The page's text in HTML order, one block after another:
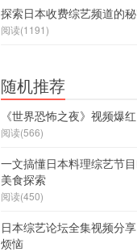
探索日本收费综艺频道的
阅读(1191)
随机推荐
《世界恐怖之夜》视频爆
阅读(566)
一文搞懂日本料理综艺节
美食探索
阅读(450)
日本综艺论坛全集视频分
烦恼